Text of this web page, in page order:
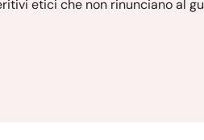
etici che non rinunciano al